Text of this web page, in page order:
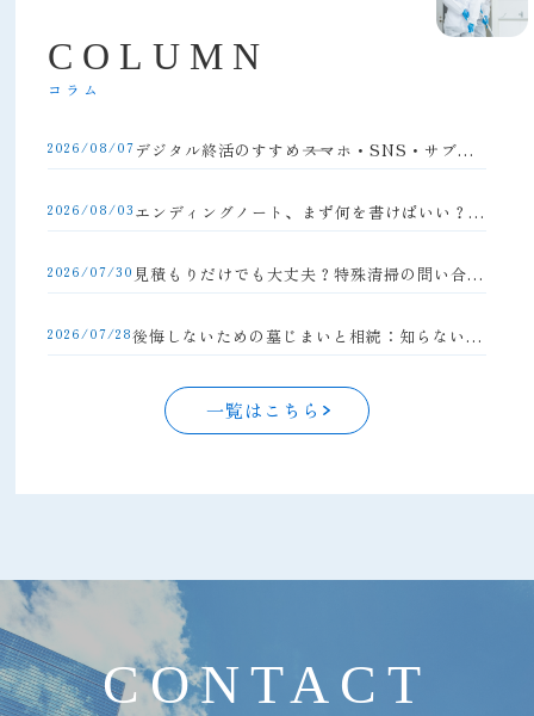
C O L U M N
コラム
2026/08/07 デジタル終活のすすめ――スマホ・SNS・サブスクの整理方法
2026/08/03 エンディングノート、まず何を書けばいい？初心者向け完全ガイド
2026/07/30 見積もりだけでも大丈夫？特殊清掃の問い合わせの流れと注意点
2026/07/28 後悔しないための墓じまいと相続：知らないと損する手続きの落とし穴
一覧はこちら
CONTA C T